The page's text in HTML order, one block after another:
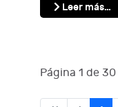
Leer más…
Página 1 de 30